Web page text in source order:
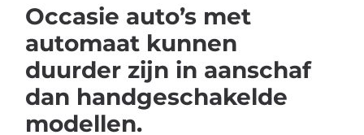
Occasie auto’s met
automaat kunnen
duurder zijn in aanschaf
dan handgeschakelde
modellen.